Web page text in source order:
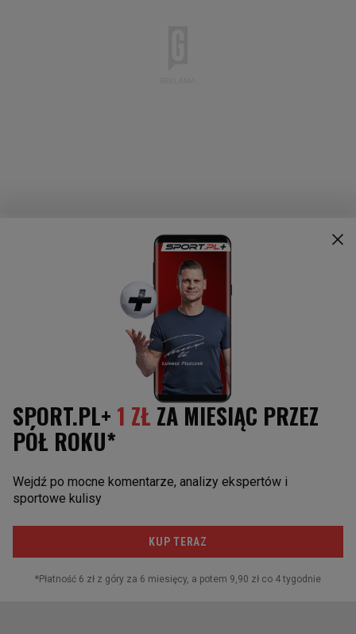
Bardziej pesymistyczne spojrzenie na dalszą
przyszłość miksta w US Open ma redaktor naczelny
"Tenisklubu" Adam Romer. - Do nowej formuły
jestem sceptycznie nastawiony. To absolutnie
absurdalne. Nie widzę tu wartości dodanej. To
trochę nieudolna próba uatrakcyjnienia turnieju. Dla
mnie to droga w jedną stronę - za rok lub dwa
uznają, że to nie bardzo wypaliło, nie przyniosło
oczekiwanej oglądalności i mikst jako taki zlikwidują
- przewiduje ekspert.